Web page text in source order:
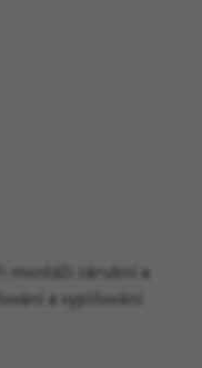
montáži zárubní a
a vyplňování